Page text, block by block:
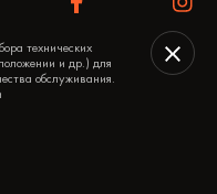
технических
и др.) для
обслуживания.